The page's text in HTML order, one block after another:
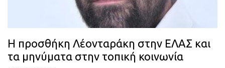
Η προσθήκη Λέονταράκη στην ΕΛΑΣ και
τα μηνύματα στην τοπική κοινωνία